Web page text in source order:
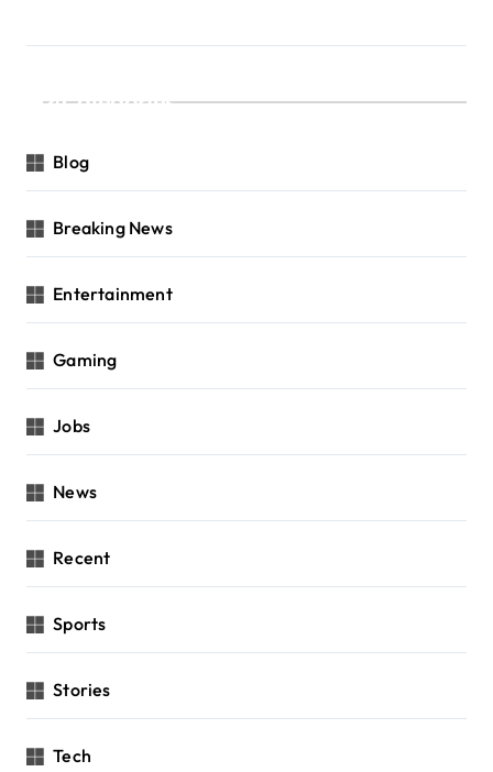
Categories
Blog
Breaking News
Entertainment
Gaming
Jobs
News
Recent
Sports
Stories
Tech